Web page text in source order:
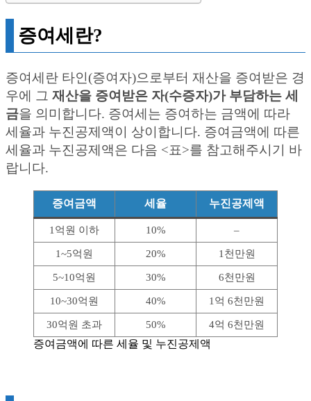
증여세란?
증여세란 타인(증여자)으로부터 재산을 증여받은 경
우에 그 재산을 증여받은 자(수증자)가 부담하는 세
금을 의미합니다. 증여세는 증여하는 금액에 따라
세율과 누진공제액이 상이합니다. 증여금액에 따른
세율과 누진공제액은 다음 <표>를 참고해주시기 바
랍니다.
증여금액 세율 누진공제액
1억원 이하 10% –
1~5억원 20% 1천만원
5~10억원 30% 6천만원
10~30억원 40% 1억 6천만원
30억원 초과 50% 4억 6천만원
증여금액에 따른 세율 및 누진공제액